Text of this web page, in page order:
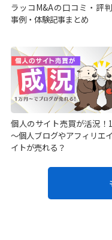
ラッコM&Aの口コミ・評
事例・体験記事まとめ
個人のサイト売買が活況！
～個人ブログやアフィリエ
イトが売れる？